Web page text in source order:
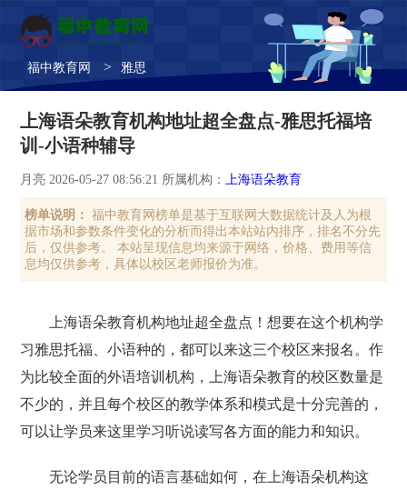
福中教育网 > 雅思
上海语朵教育机构地址超全盘点-雅思托福培
训-小语种辅导
月亮 2026-05-27 08:56:21 所属机构：上海语朵教育
榜单说明：
福中教育网榜单是基于互联网大数据统计及人为根
据市场和参数条件变化的分析而得出本站站内排序，排名不分先
后，仅供参考。 本站呈现信息均来源于网络，价格、费用等信
息均仅供参考，具体以校区老师报价为准。
上海语朵教育机构地址超全盘点！想要在这个机构学
习雅思托福、小语种的，都可以来这三个校区来报名。作
为比较全面的外语培训机构，上海语朵教育的校区数量是
不少的，并且每个校区的教学体系和模式是十分完善的，
可以让学员来这里学习听说读写各方面的能力和知识。
无论学员目前的语言基础如何，在上海语朵机构这